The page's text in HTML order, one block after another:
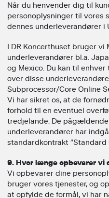
Når du henvender dig til
personoplysninger til vores
dennes underleverandører i
I DR Koncerthuset bruger vi
underleverandører bl.a.
og Mexico. Du kan til
over disse
Subprocessor/Core Online
Vi har sikret os, at de
forhold til en eventuel
tredjelande. De
underleverandører har
standardkontrakt ”Standard
9. Hvor længe opbevarer vi
Vi opbevarer dine
bruger vores tjenester, og
at opfylde de formål, vi har